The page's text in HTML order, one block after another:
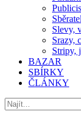
Slevy,
Srazy,
Stripy,
BAZAR
SBÍRKY
ČLÁNKY